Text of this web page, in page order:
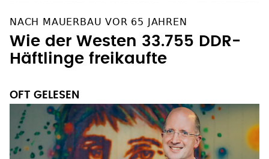
NACH MAUERBAU VOR 65 JAHREN
Wie der Westen 33.755 DDR-
Häftlinge freikaufte
OFT GELESEN